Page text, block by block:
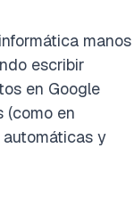
manos
escribir
en Google
(como en
automáticas y